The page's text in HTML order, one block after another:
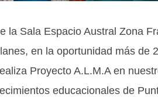
la Sala Espacio Austral Zona
en la oportunidad más de
Proyecto A.L.M.A en
educacionales de